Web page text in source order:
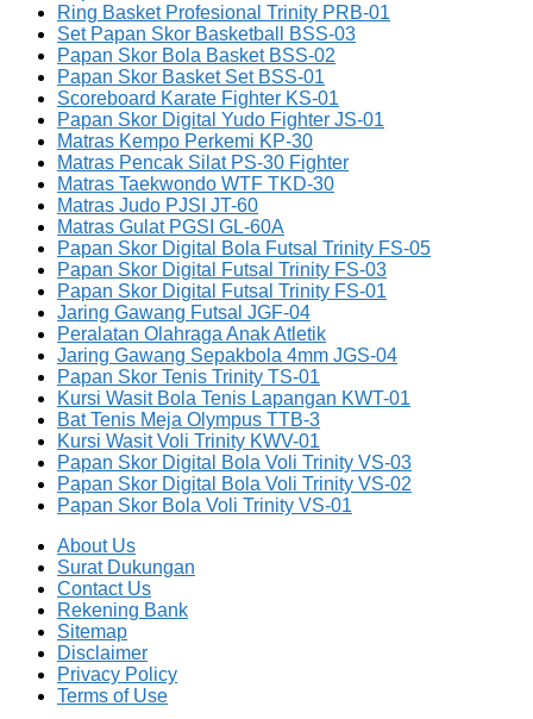
Ring Basket Profesional Trinity PRB-01
Set Papan Skor Basketball BSS-03
Papan Skor Bola Basket BSS-02
Papan Skor Basket Set BSS-01
Scoreboard Karate Fighter KS-01
Papan Skor Digital Yudo Fighter JS-01
Matras Kempo Perkemi KP-30
Matras Pencak Silat PS-30 Fighter
Matras Taekwondo WTF TKD-30
Matras Judo PJSI JT-60
Matras Gulat PGSI GL-60A
Papan Skor Digital Bola Futsal Trinity FS-05
Papan Skor Digital Futsal Trinity FS-03
Papan Skor Digital Futsal Trinity FS-01
Jaring Gawang Futsal JGF-04
Peralatan Olahraga Anak Atletik
Jaring Gawang Sepakbola 4mm JGS-04
Papan Skor Tenis Trinity TS-01
Kursi Wasit Bola Tenis Lapangan KWT-01
Bat Tenis Meja Olympus TTB-3
Kursi Wasit Voli Trinity KWV-01
Papan Skor Digital Bola Voli Trinity VS-03
Papan Skor Digital Bola Voli Trinity VS-02
Papan Skor Bola Voli Trinity VS-01
About Us
Surat Dukungan
Contact Us
Rekening Bank
Sitemap
Disclaimer
Privacy Policy
Terms of Use